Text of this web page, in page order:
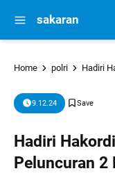
sakaran
Home polri Hadiri
9.12.24
Hadiri
Peluncuran